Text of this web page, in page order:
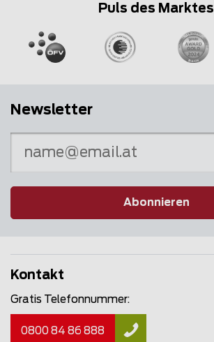
Puls des Marktes
Newsletter
Abonnieren
Kontakt
Gratis Telefonnummer:
0800 84 86 888